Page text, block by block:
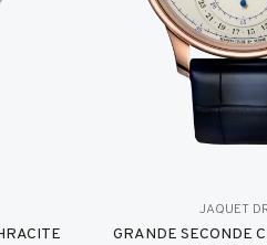
JAQUET
GRANDE SECONDE